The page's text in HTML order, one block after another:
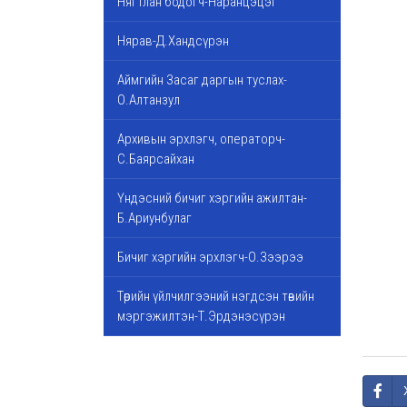
Нярав-Д.Хандсүрэн
Аймгийн Засаг даргын туслах-
О.Алтанзул
Архивын эрхлэгч, операторч-
С.Баярсайхан
Үндэсний бичиг хэргийн ажилтан-
Б.Ариунбулаг
Бичиг хэргийн эрхлэгч-О.Зээрээ
Төрийн үйлчилгээний нэгдсэн төвийн
мэргэжилтэн-Т.Эрдэнэсүрэн